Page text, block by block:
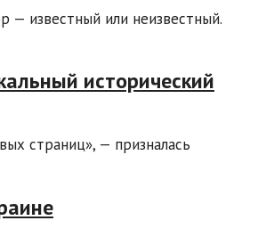
— известный или неизвестный.
исторический
страниц», — призналась